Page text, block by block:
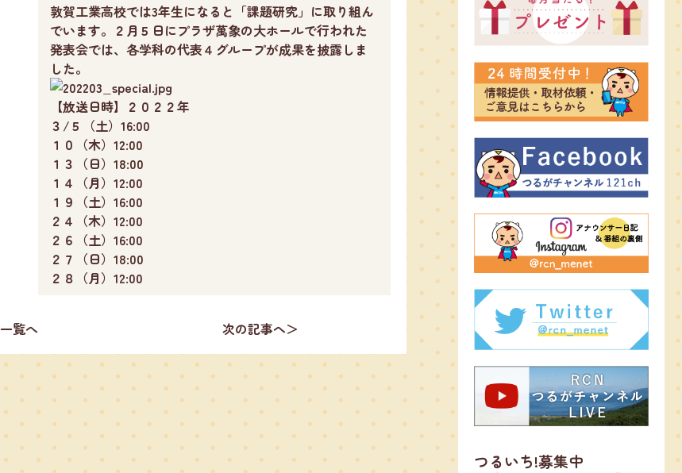
敦賀工業高校では3年生になると「課題研究」に取り組ん
でいます。２月５日にプラザ萬象の大ホールで行われた
発表会では、各学科の代表４グループが成果を披露しま
した。
【放送日時】２０２２年
３/５（土）16:00
１０（木）12:00
１３（日）18:00
１４（月）12:00
１９（土）16:00
２４（木）12:00
２６（土）16:00
２７（日）18:00
２８（月）12:00
一覧へ 次の記事へ＞
つるいち!募集中